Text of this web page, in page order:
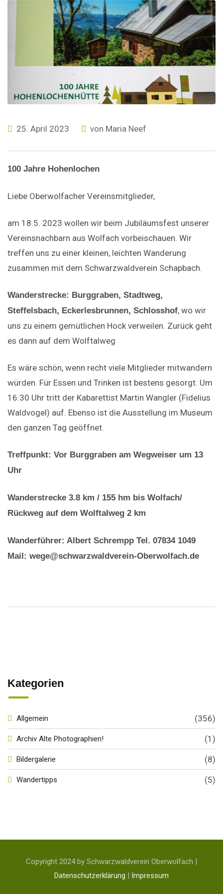
25. April 2023 von Maria Neef
100 Jahre Hohenlochen
Liebe Oberwolfacher Vereinsmitglieder,
am 18.5. 2023 wollen wir beim Jubiläumsfest unserer
Vereinsnachbarn aus Wolfach vorbeischauen. Wir
treffen uns zu einer kleinen, leichten Wanderung
zusammen mit dem Schwarzwaldverein Schapbach.
Wanderstrecke: Burggraben, Stadtweg,
Steffelsbach, Eckerlesbrunnen, Schlosshof, wo wir
uns zu einem gemütlichen Hock verweilen. Zurück geht
es dann auf dem Wolftalweg
Es wäre schön, wenn recht viele Mitglieder mitwandern
würden. Für Essen und Trinken ist bestens gesorgt. Um
16.30 Uhr tritt der Kabarettist Martin Wangler (Fidelius
Waldvogel) auf. Ebenso ist die Ausstellung im Museum
den ganzen Tag geöffnet.
Treffpunkt: Vor Burggraben am Wegweiser um 13
Uhr
Wanderstrecke 3.8 km / 155 hm bis Wolfach/
Rückweg auf dem Wolftalweg 2 km
Wanderführer: Albert Schrempp Tel. 07834 1049
Mail: wege@schwarzwaldverein-Oberwolfach.de
Kategorien
Allgemein (356)
Archiv Alte Photographien! (1)
Bildergalerie (8)
Wandertipps (5)
Copyright 2024 by Schwarzwaldverein Oberwolfach |
Datenschutzerklärung | Impressum